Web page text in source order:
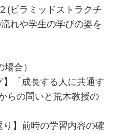
(ピラミッドストラクチ
れや学生の学びの姿を
合）
「成長する人に共通す
らの問いと荒木教授の
】前時の学習内容の確